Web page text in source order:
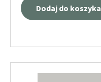
Dodaj do koszyka